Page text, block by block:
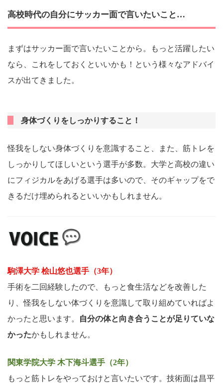
高校時代の自分にサッカー面で言いたいこと…
まずはサッカー面で言いたいことから。もっと活躍したい
なら、これをしておくといいかも！という様々なアドバイ
スが出てきました。
身体づくりをしっかりすること！
怪我をしない身体づくりを意識すること、また、筋トレを
しっかりしてほしいという選手が多数。大学と高校の違い
にフィジカルをあげる選手は多いので、そのギャップをで
きるだけ埋められるといいかもしれません。
駒澤大学 桧山悠也選手（3年）
手術を二回経験したので、もっと食生活などを改善した
り、怪我をしない体づくりを意識して取り組めていればよ
かったと思います。
自分の体と向き合うことが足りていな
かったかもしれません。
関東学院大学 木下海斗選手（2年）
もっと筋トレをやっておけと言いたいです。技術面は昌平